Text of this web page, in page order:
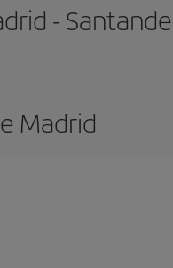
-
Madrid